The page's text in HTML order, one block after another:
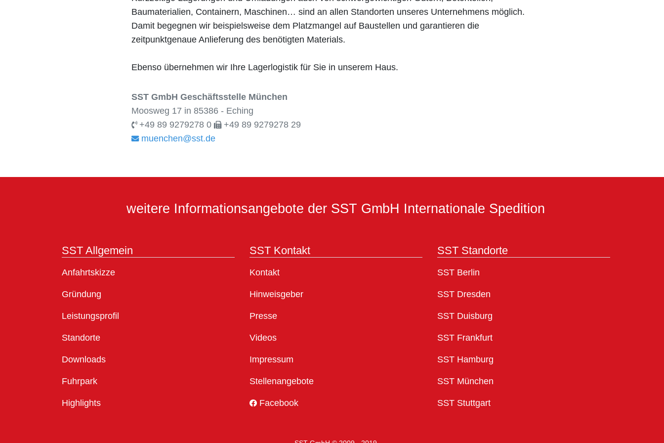
Baumaterialien, Containern, Maschinen… sind an allen Standorten unseres Unternehmens möglich.
Damit begegnen wir beispielsweise dem Platzmangel auf Baustellen und garantieren die
zeitpunktgenaue Anlieferung des benötigten Materials.
Ebenso übernehmen wir Ihre Lagerlogistik für Sie in unserem Haus.
SST GmbH Geschäftsstelle München
Moosweg 17 in 85386 - Eching
+49 89 9279278 0
+49 89 9279278 29
muenchen@sst.de
weitere Informationsangebote der SST GmbH Internationale Spedition
SST Allgemein
Anfahrtskizze
Gründung
Leistungsprofil
Standorte
Downloads
Fuhrpark
Highlights
SST Kontakt
Kontakt
Hinweisgeber
Presse
Videos
Impressum
Stellenangebote
Facebook
SST Standorte
SST Berlin
SST Dresden
SST Duisburg
SST Frankfurt
SST Hamburg
SST München
SST Stuttgart